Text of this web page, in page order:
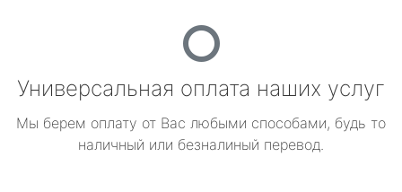
Универсальная оплата наших услуг
Мы берем оплату от Вас любыми способами, будь то
наличный или безналиный перевод.